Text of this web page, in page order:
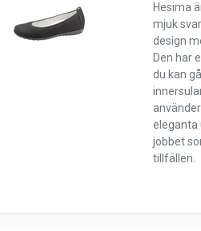
Hesima
mjuk
design
Den har
du kan
eleganta
jobbet
tillfällen.